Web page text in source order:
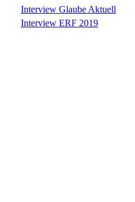
Interview Glaube Aktuell
Interview ERF 2019